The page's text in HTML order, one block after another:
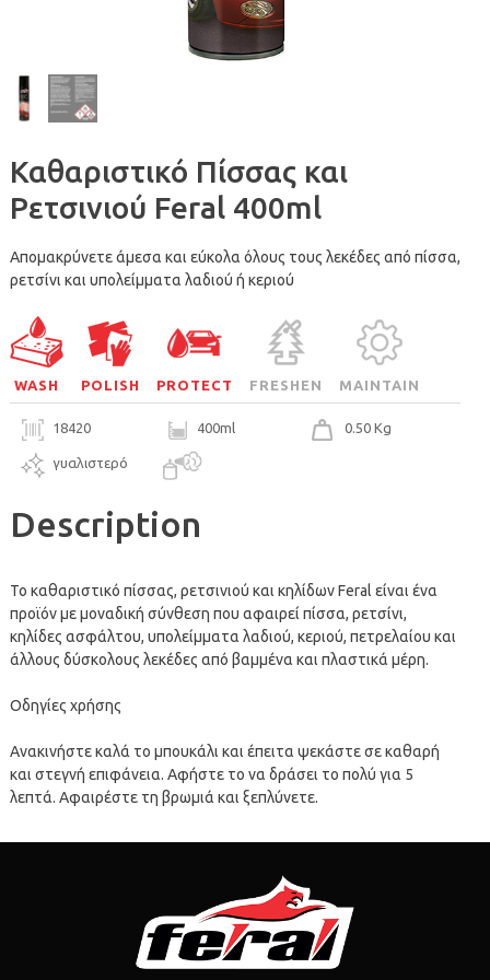
Καθαριστικό Πίσσας και
Ρετσινιού Feral 400ml
Απομακρύνετε άμεσα και εύκολα όλους τους λεκέδες από πίσσα,
ρετσίνι και υπολείμματα λαδιού ή κεριού
WASH POLISH PROTECT FRESHEN MAINTAIN
18420 400ml 0.50 Kg
γυαλιστερό
Description
To καθαριστικό πίσσας, ρετσινιού και κηλίδων Feral είναι ένα
προϊόν με μοναδική σύνθεση που αφαιρεί πίσσα, ρετσίνι,
κηλίδες ασφάλτου, υπολείμματα λαδιού, κεριού, πετρελαίου και
άλλους δύσκολους λεκέδες από βαμμένα και πλαστικά μέρη.
Οδηγίες χρήσης
Ανακινήστε καλά το μπουκάλι και έπειτα ψεκάστε σε καθαρή
και στεγνή επιφάνεια. Αφήστε το να δράσει το πολύ για 5
λεπτά. Αφαιρέστε τη βρωμιά και ξεπλύνετε.